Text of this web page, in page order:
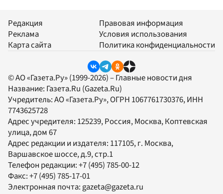
Редакция
Реклама
Карта сайта
Правовая информация
Условия использования
Политика конфиденциальности
© АО «Газета.Ру» (1999-2026) – Главные новости дня
Название: Газета.Ru (Gazeta.Ru)
Учредитель:АО «Газета.Ру», ОГРН 1067761730376, ИНН
7743625728
Адрес учредителя: 125239, Россия, Москва, Коптевская
улица, дом 67
Адрес редакции и издателя: 117105, г. Москва,
Варшавское шоссе, д.9, стр.1
Телефон редакции:+7 (495) 785-00-12
Факс:+7 (495) 785-17-01
Электронная почта:gazeta@gazeta.ru